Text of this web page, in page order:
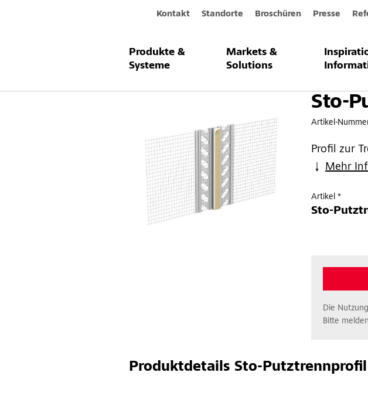
Kontakt Standorte Broschüren Presse
Produkte &
Systeme
Markets &
Solutions
Produkte & Systeme Sto-Putztrennprofil
Sto-
Artikel-
Profil zur
Mehr
Artikel *
Sto-
Die
Bitte
ProduktdetailsSto-Putztrennprofil